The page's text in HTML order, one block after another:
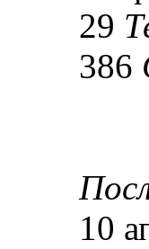
29
386
10